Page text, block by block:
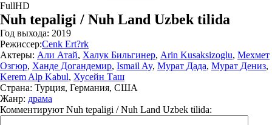
FullHD
Nuh tepaligi / Nuh Land Uzbek tilida
Год выхода: 2019
Режиссер:Cenk Ert?rk
Актеры: Али Атай, Халук Бильгинер, Arin Kusaksizoglu, Мехмет
Озгюр, Ханде Догандемир, Ismail Ay, Мурат Дада, Мурат Дениз,
Kerem Alp Kabul, Хусейн Таш
Страна: Турция, Германия, США
Жанр: драма
Комментируют Nuh tepaligi / Nuh Land Uzbek tilida: